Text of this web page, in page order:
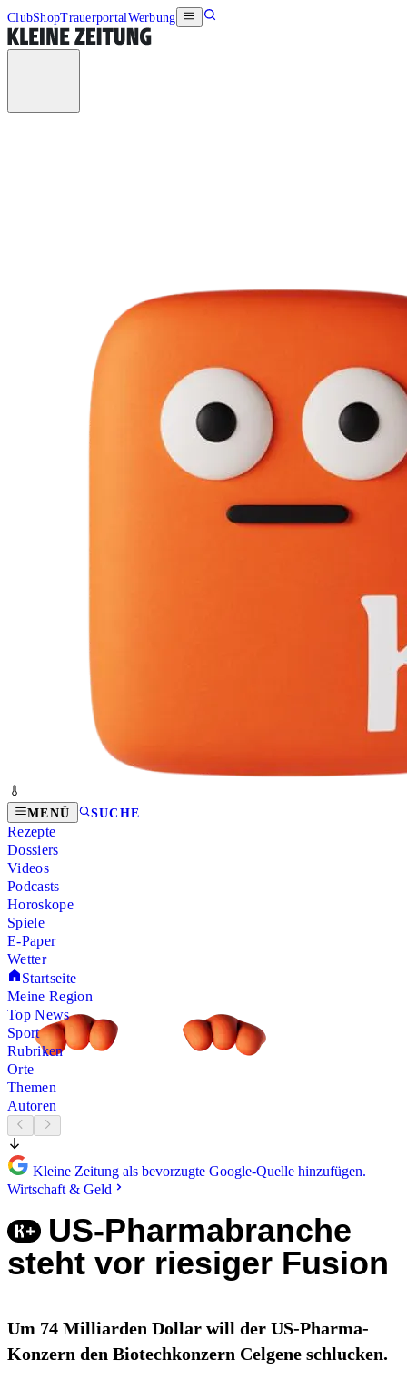
ClubShopTrauerportalWerbung
MENÜ SUCHE
Rezepte
Dossiers
Videos
Podcasts
Horoskope
Spiele
E-Paper
Wetter
Startseite
Meine Region
Top News
Sport
Rubriken
Orte
Themen
Autoren
Kleine Zeitung als bevorzugte Google-Quelle hinzufügen.
Wirtschaft & Geld
US-Pharmabranche
steht vor riesiger Fusion
Um 74 Milliarden Dollar will der US-Pharma-
Konzern den Biotechkonzern Celgene schlucken.